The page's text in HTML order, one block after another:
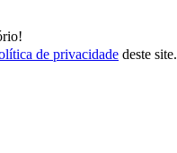
de privacidade deste site.